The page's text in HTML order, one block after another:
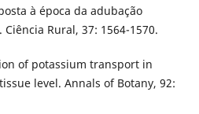
à época da adubação
Rural, 37: 1564-1570.
of potassium transport in
level. Annals of Botany, 92: